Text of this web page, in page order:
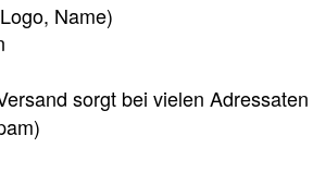
Name)
sorgt bei vielen Adressaten